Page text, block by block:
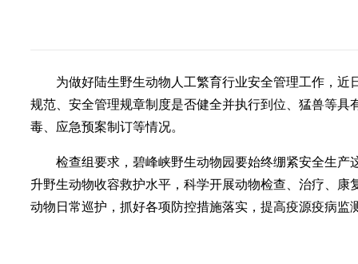
为做好陆生野生动物人工繁育行业安全管理工作，
规范、安全管理规章制度是否健全并执行到位、猛兽等
毒、应急预案制订等情况。
检查组要求，碧峰峡野生动物园要始终绷紧安全生
升野生动物收容救护水平，科学开展动物检查、治疗、
动物日常巡护，抓好各项防控措施落实，提高疫源疫病监